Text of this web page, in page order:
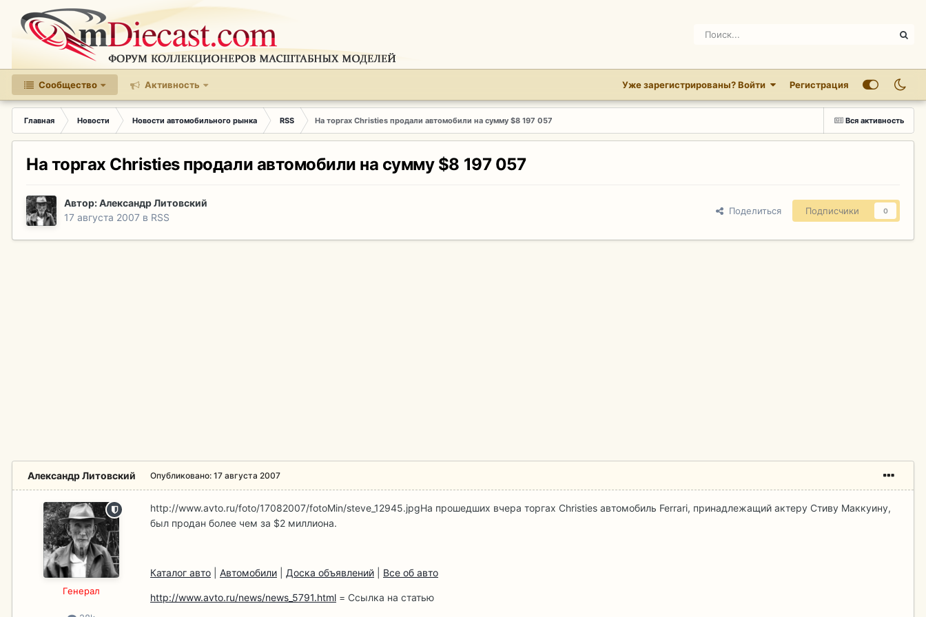
Сообщество Активность Уже зарегистрированы? Войти Регистрация
Вся активность
Главная Новости Новости автомобильного рынка RSS На торгах Christies продали автомобили на сумму $8 197 057
На торгах Christies продали автомобили на сумму $8 197 057
Автор:Александр Литовский
17 августа 2007 в RSS
Поделиться Подписчики 0
Александр Литовский
Гeнерал
Опубликовано: 17 августа 2007
http://www.avto.ru/foto/17082007/fotoMin/steve_12945.jpgНа прошедших вчера торгах Christies автомобиль Ferrari, принадлежащий актеру Стиву Маккуину,
был продан более чем за $2 миллиона.
Каталог авто Автомобили Доска объявлений Все об авто
http://www.avto.ru/news/news_5791.html = Ссылка на статью